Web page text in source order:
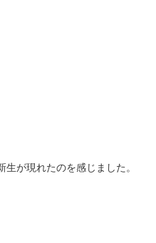
が現れたのを感じました。